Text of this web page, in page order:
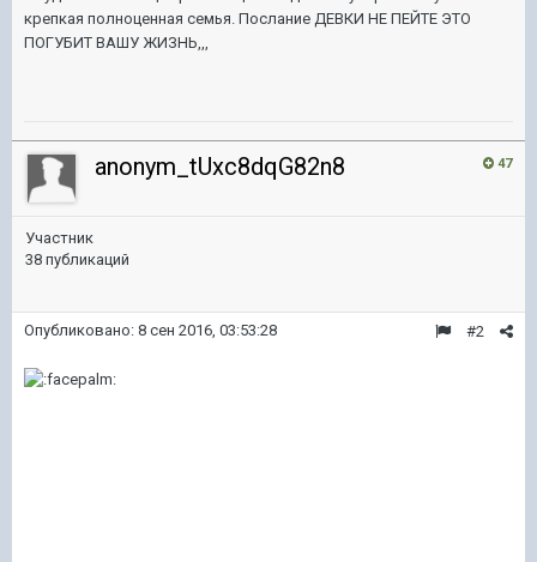
крепкая полноценная семья. Послание ДЕВКИ НЕ ПЕЙТЕ ЭТО
ПОГУБИТ ВАШУ ЖИЗНЬ,,,
47
anonym_tUxc8dqG82n8
Участник
38 публикаций
#2
Опубликовано: 8 сен 2016, 03:53:28